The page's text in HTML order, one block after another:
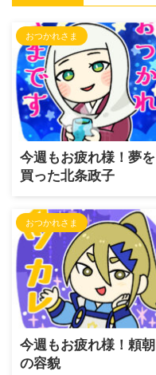
おつかれさま
今週もお疲れ様！夢を
買った北条政子
おつかれさま
今週もお疲れ様！頼朝
の容貌